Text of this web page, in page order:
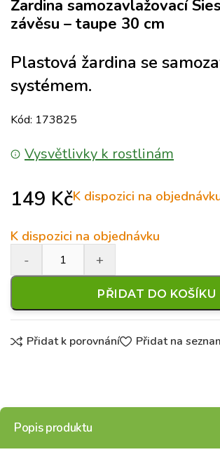
Žardina samozavlažovací
závěsu – taupe 30 cm
Plastová žardina se
systémem.
Kód: 173825
Vysvětlivky k rostlinám
149 KčK dispozici na
K dispozici na objednávku
PŘIDAT DO KOŠÍKU
Přidat k porovnání Přidat na
Popis produktu